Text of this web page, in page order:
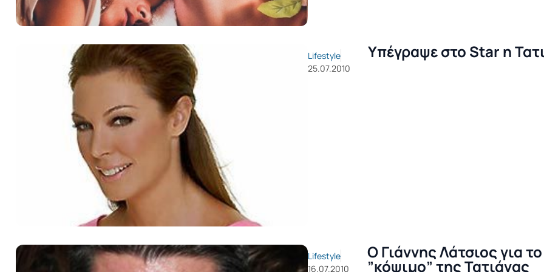
Lifestyle
25.07.2010
Υπέγραψε στο Star η
Lifestyle
16.07.2010
Ο Γιάννης Λάτσιος για το
”κόψιμο” της Τατιάνας